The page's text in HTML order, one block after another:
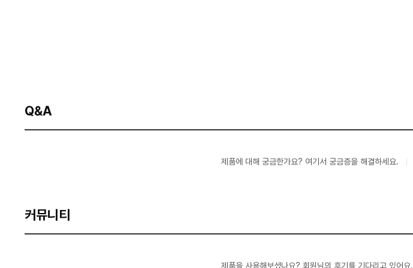
Q&A
제품에 대해 궁금한가요? 여기서 궁금증을 해결하세요.
커뮤니티
제품을 사용해보셨나요? 회원님의 후기를 기다리고 있어요.